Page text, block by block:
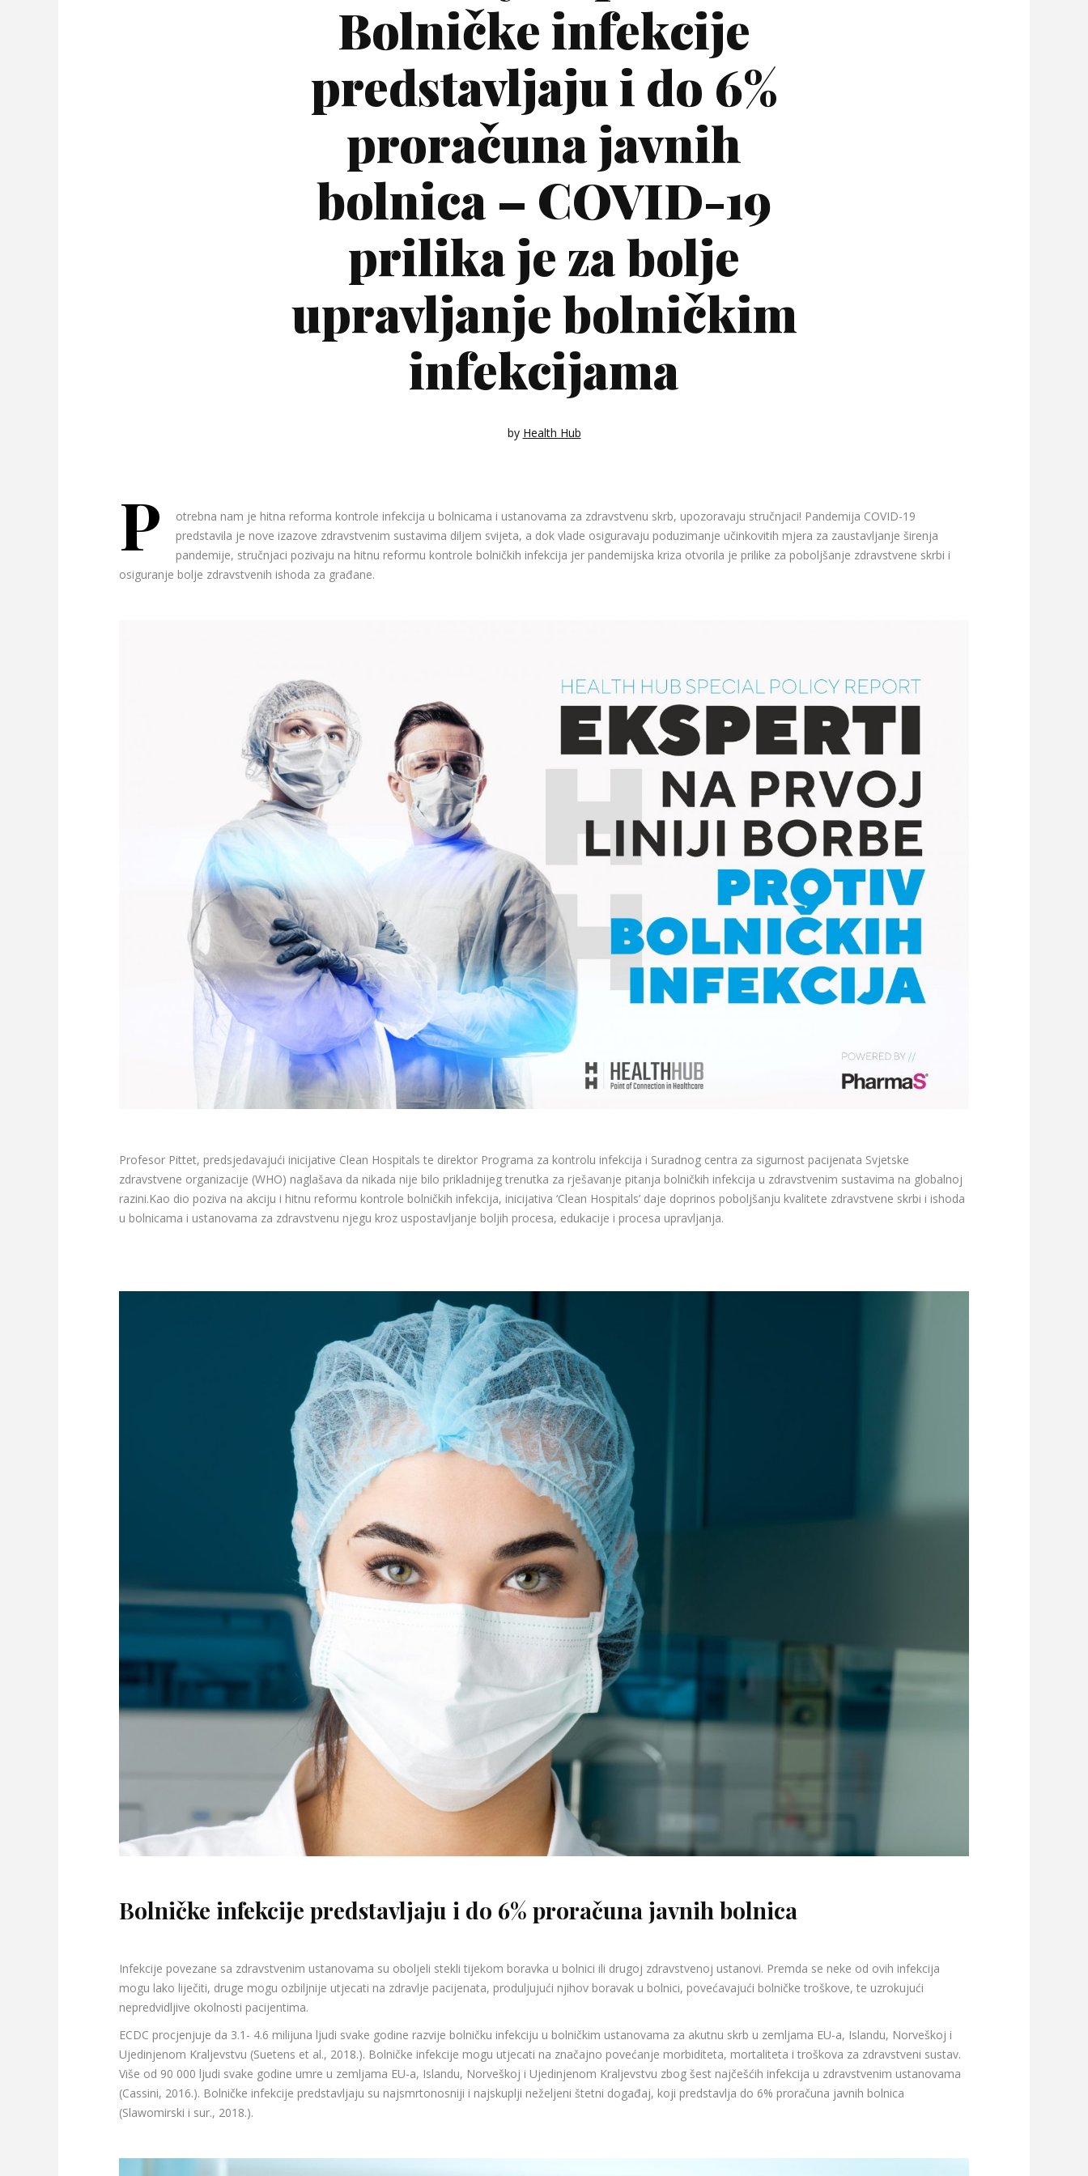
Bolničke infekcije
predstavljaju i do 6%
proračuna javnih
bolnica – COVID-19
prilika je za bolje
upravljanje bolničkim
infekcijama
by Health Hub
P
otrebna nam je hitna reforma kontrole infekcija u bolnicama i ustanovama za zdravstvenu skrb, upozoravaju stručnjaci! Pandemija COVID-19
predstavila je nove izazove zdravstvenim sustavima diljem svijeta, a dok vlade osiguravaju poduzimanje učinkovitih mjera za zaustavljanje širenja
pandemije, stručnjaci pozivaju na hitnu reformu kontrole bolničkih infekcija jer pandemijska kriza otvorila je prilike za poboljšanje zdravstvene skrbi i
osiguranje bolje zdravstvenih ishoda za građane.
Profesor Pittet, predsjedavajući inicijative Clean Hospitals te direktor Programa za kontrolu infekcija i Suradnog centra za sigurnost pacijenata Svjetske
zdravstvene organizacije (WHO) naglašava da nikada nije bilo prikladnijeg trenutka za rješavanje pitanja bolničkih infekcija u zdravstvenim sustavima na globalnoj
razini.Kao dio poziva na akciju i hitnu reformu kontrole bolničkih infekcija, inicijativa ‘Clean Hospitals’ daje doprinos poboljšanju kvalitete zdravstvene skrbi i ishoda
u bolnicama i ustanovama za zdravstvenu njegu kroz uspostavljanje boljih procesa, edukacije i procesa upravljanja.
Bolničke infekcije predstavljaju i do 6% proračuna javnih bolnica
Infekcije povezane sa zdravstvenim ustanovama su oboljeli stekli tijekom boravka u bolnici ili drugoj zdravstvenoj ustanovi. Premda se neke od ovih infekcija
mogu lako liječiti, druge mogu ozbiljnije utjecati na zdravlje pacijenata, produljujući njihov boravak u bolnici, povećavajući bolničke troškove, te uzrokujući
nepredvidljive okolnosti pacijentima.
ECDC procjenjuje da 3.1- 4.6 milijuna ljudi svake godine razvije bolničku infekciju u bolničkim ustanovama za akutnu skrb u zemljama EU-a, Islandu, Norveškoj i
Ujedinjenom Kraljevstvu (Suetens et al., 2018.). Bolničke infekcije mogu utjecati na značajno povećanje morbiditeta, mortaliteta i troškova za zdravstveni sustav.
Više od 90 000 ljudi svake godine umre u zemljama EU-a, Islandu, Norveškoj i Ujedinjenom Kraljevstvu zbog šest najčešćih infekcija u zdravstvenim ustanovama
(Cassini, 2016.). Bolničke infekcije predstavljaju su najsmrtonosniji i najskuplji neželjeni štetni događaj, koji predstavlja do 6% proračuna javnih bolnica
(Slawomirski i sur., 2018.).